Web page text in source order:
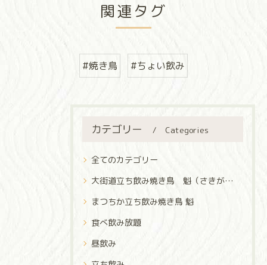
関連タグ
#焼き鳥 #ちょい飲み
カテゴリー Categories
全てのカテゴリー
大街道立ち飲み焼き鳥 魁（さきがけ）
まつちか立ち飲み焼き鳥 魁
食べ飲み放題
昼飲み